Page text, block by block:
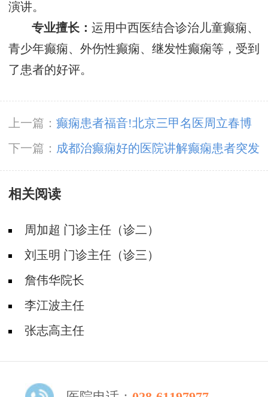
演讲。
专业擅长：运用中西医结合诊治儿童癫痫、
青少年癫痫、外伤性癫痫、继发性癫痫等，受到
了患者的好评。
上一篇： 癫痫患者福音!北京三甲名医周立春博
士领衔会诊团5月23-25日成都亲诊
下一篇： 成都治癫痫好的医院讲解癫痫患者突发
大发作应该怎么处理?
相关阅读
周加超 门诊主任（诊二）
刘玉明 门诊主任（诊三）
詹伟华院长
李江波主任
张志高主任